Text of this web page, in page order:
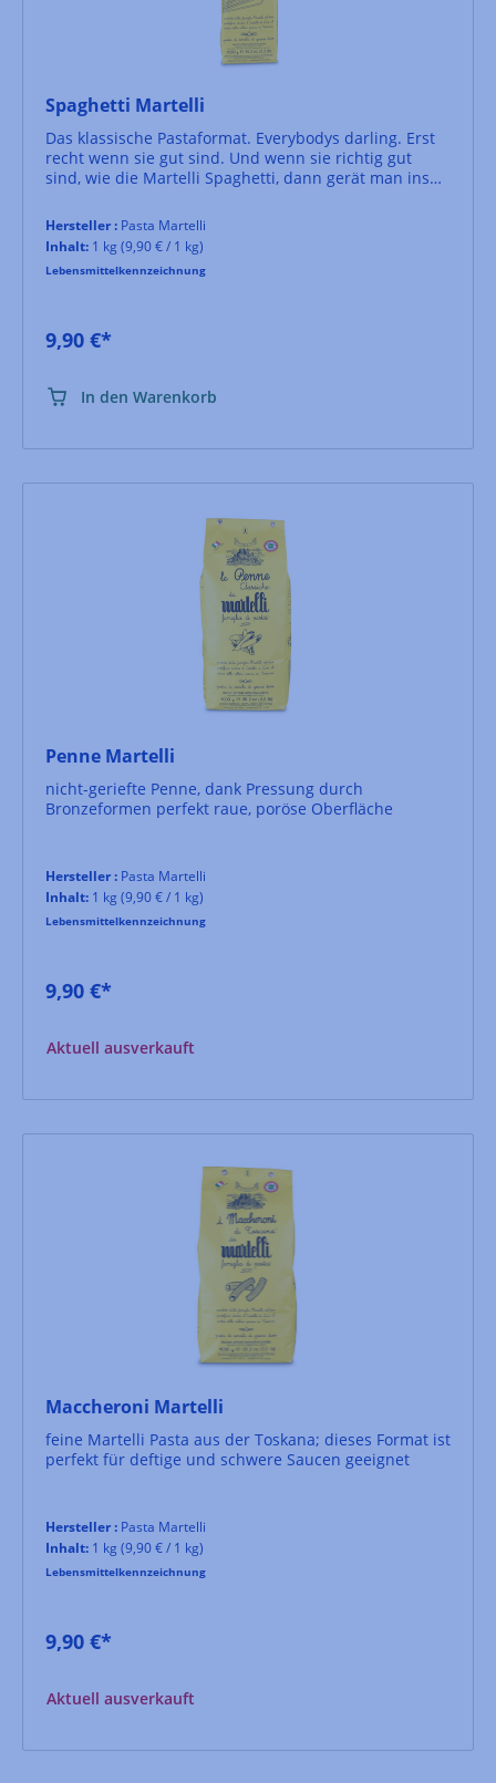
Spaghetti Martelli
Das klassische Pastaformat. Everybodys darling. Erst
recht wenn sie gut sind. Und wenn sie richtig gut
sind, wie die Martelli Spaghetti, dann gerät man ins
Hersteller : Pasta Martelli
Inhalt: 1 kg (9,90 € / 1 kg)
Lebensmittelkennzeichnung
9,90 €*
In den Warenkorb
Penne Martelli
nicht-geriefte Penne, dank Pressung durch
Bronzeformen perfekt raue, poröse Oberfläche
Hersteller : Pasta Martelli
Inhalt: 1 kg (9,90 € / 1 kg)
Lebensmittelkennzeichnung
9,90 €*
Aktuell ausverkauft
Maccheroni Martelli
feine Martelli Pasta aus der Toskana; dieses Format ist
perfekt für deftige und schwere Saucen geeignet
Hersteller : Pasta Martelli
Inhalt: 1 kg (9,90 € / 1 kg)
Lebensmittelkennzeichnung
9,90 €*
Aktuell ausverkauft